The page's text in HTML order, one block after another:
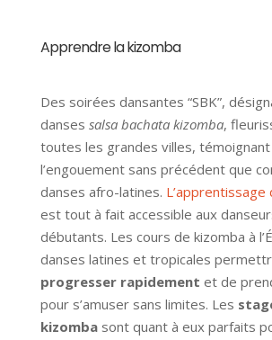
Apprendre la kizomba
Des soirées dansantes “SBK”,
danses salsa bachata kizomba,
toutes les grandes villes,
l’engouement sans précédent que
danses afro-latines. L’apprentissage
est tout à fait accessible aux
débutants. Les cours de kizomba à
danses latines et tropicales
progresser rapidement et de
pour s’amuser sans limites. Les
kizombasont quant à eux parfaits